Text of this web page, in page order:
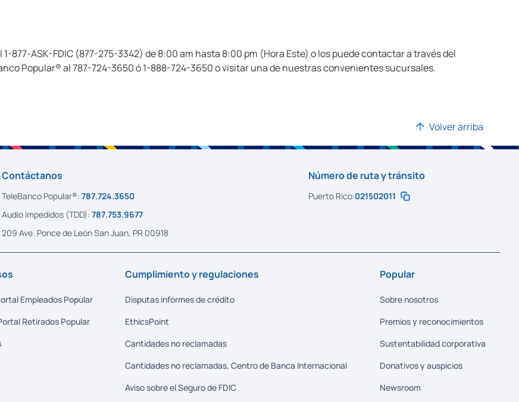
877-ASK-FDIC (877-275-3342) de 8:00 am hasta 8:00 pm (Hora Este) o los puede contactar a través del
Popular® al 787-724-3650 ó 1-888-724-3650 o visitar una de nuestras convenientes sucursales.
Volver arriba
Contáctanos
TeleBanco Popular®: 787.724.3650
Audio impedidos (TDD): 787.753.9677
209 Ave. Ponce de León San Juan, PR 00918
Número de ruta y tránsito
Puerto Rico:021502011
Empleados Popular
Retirados Popular
Cumplimiento y regulaciones
Disputas informes de crédito
EthicsPoint
Cantidades no reclamadas
Cantidades no reclamadas, Centro de Banca Internacional
Aviso sobre el Seguro de FDIC
Popular
Sobre nosotros
Premios y reconocimientos
Sustentabilidad corporativa
Donativos y auspicios
Newsroom